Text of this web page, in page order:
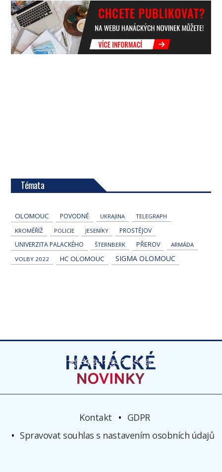
Témata
OLOMOUC POVODNĚ UKRAJINA
TELEGRAPH
KROMĚŘÍŽ
POLICIE JESENÍKY PROSTĚJOV
UNIVERZITA PALACKÉHO ŠTERNBERK PŘEROV
ARMÁDA
VOLBY 2022
HC OLOMOUC SIGMA OLOMOUC
Kontakt
GDPR
Spravovat souhlas s nastavením osobních údajů